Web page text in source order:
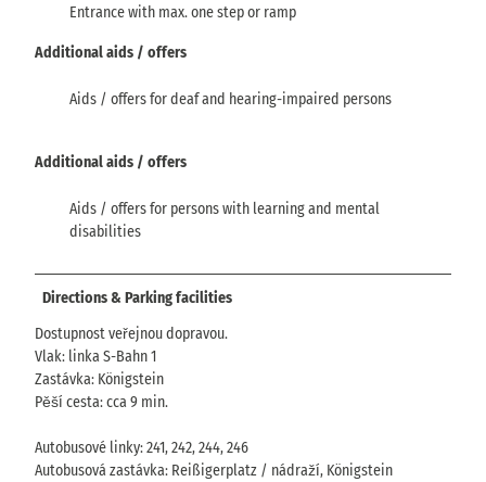
Entrance with max. one step or ramp
Additional aids / offers
Aids / offers for deaf and hearing-impaired persons
Additional aids / offers
Aids / offers for persons with learning and mental
disabilities
Directions & Parking facilities
Dostupnost veřejnou dopravou.
Vlak: linka S-Bahn 1
Zastávka: Königstein
Pěší cesta: cca 9 min.
Autobusové linky: 241, 242, 244, 246
Autobusová zastávka: Reißigerplatz / nádraží, Königstein